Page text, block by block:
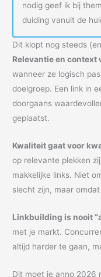
nodig geef ik bij
duiding vanuit de
Dit klopt nog steeds
Relevantie en context
wanneer ze logisch
doelgroep. Een link in
doorgaans
geplaatst.
Kwaliteit gaat voor
op relevante plekken
makkelijke links. Niet
slecht zijn, maar
Linkbuilding is nooit
met je markt.
altijd harder te gaan,
Dit moet je anno 2026